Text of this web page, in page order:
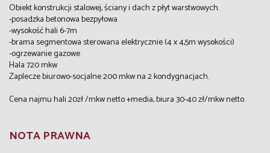
Obiekt konstrukcji stalowej, ściany i dach z płyt warstwowych.
-posadzka betonowa bezpyłowa
-wysokość hali 6-7m
-brama segmentowa sterowana elektrycznie (4 x 4,5m wysokości)
-ogrzewanie gazowe
Hala 720 mkw
Zaplecze biurowo-socjalne 200 mkw na 2 kondygnacjach.
Cena najmu hali 20zł /mkw netto +media, biura 30-40 zł/mkw netto.
NOTA PRAWNA